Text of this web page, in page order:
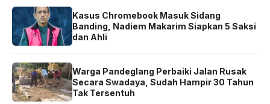
Kasus Chromebook Masuk Sidang
Banding, Nadiem Makarim Siapkan 5 Saksi
dan Ahli
Warga Pandeglang Perbaiki Jalan Rusak
Secara Swadaya, Sudah Hampir 30 Tahun
Tak Tersentuh